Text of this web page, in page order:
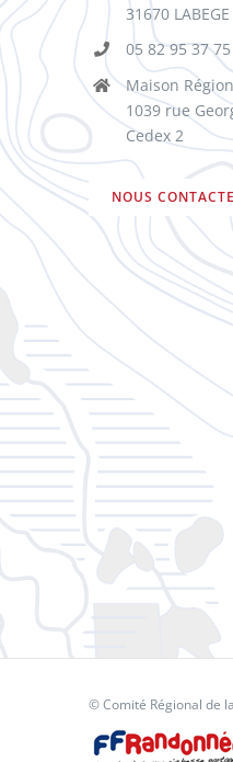
31670 LABEGE
05 82 95 37 75
Maison
1039 rue
Cedex 2
NOUS
© Comité Régional de